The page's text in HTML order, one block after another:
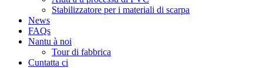
Stabilizzatore per i materiali di scarpa
News
FAQs
Nantu à noi
Tour di fabbrica
Cuntatta ci